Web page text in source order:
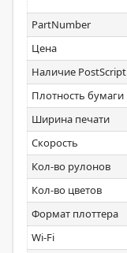
PartNumber
Цена
Наличие PostScript
Плотность бумаги
Ширина печати
Скорость
Кол-во рулонов
Кол-во цветов
Формат плоттера
Wi-Fi